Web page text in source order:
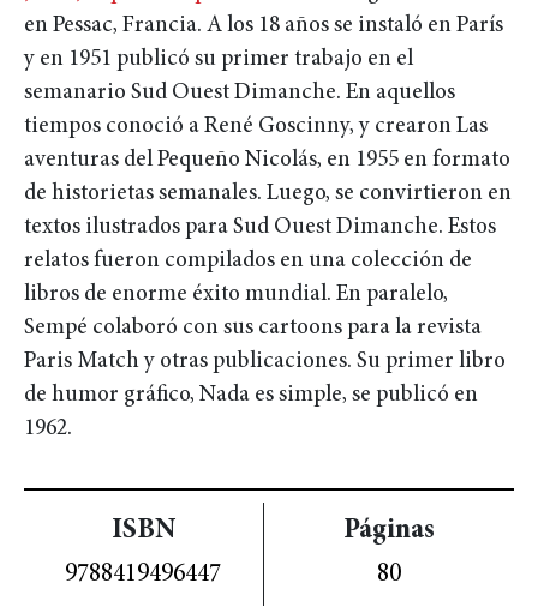
en Pessac, Francia. A los 18 años se instaló en París
y en 1951 publicó su primer trabajo en el
semanario Sud Ouest Dimanche. En aquellos
tiempos conoció a René Goscinny, y crearon Las
aventuras del Pequeño Nicolás, en 1955 en formato
de historietas semanales. Luego, se convirtieron en
textos ilustrados para Sud Ouest Dimanche. Estos
relatos fueron compilados en una colección de
libros de enorme éxito mundial. En paralelo,
Sempé colaboró con sus cartoons para la revista
Paris Match y otras publicaciones. Su primer libro
de humor gráfico, Nada es simple, se publicó en
1962.
ISBN
9788419496447
Páginas
80